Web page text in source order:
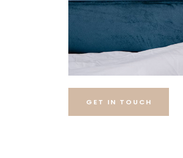
GET IN TOUCH